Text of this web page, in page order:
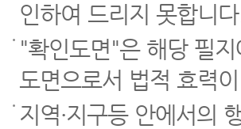
인하여 드리지 못합니
"확인도면"은 해당 필
도면으로서 법적 효력
지역·지구등 안에서의